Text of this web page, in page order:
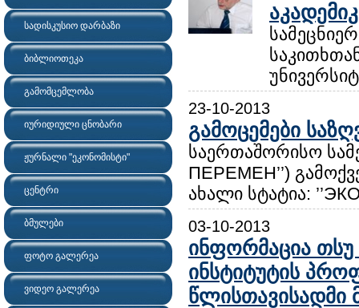
სადისკუსიო დარბაზი
ბიბლიოთეკა
გამომცემლობა
იურიდიული ცნობარი
ჟურნალი "ეკონომისტი"
ცენტრი
ბმულები
ფოტო გალერეა
ვიდეო გალერეა
23-10-2013
გამოცემები
საერთაშორისო
ПЕРЕМЕН’’)
ახალი სტატია:
03-10-2013
ინფორმაცია თსუ
ინსტიტუტის
წლისთავისადმი